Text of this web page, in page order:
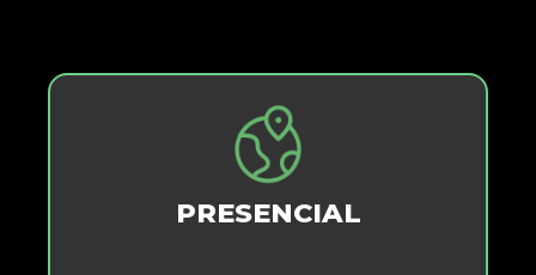
PRESENCIAL